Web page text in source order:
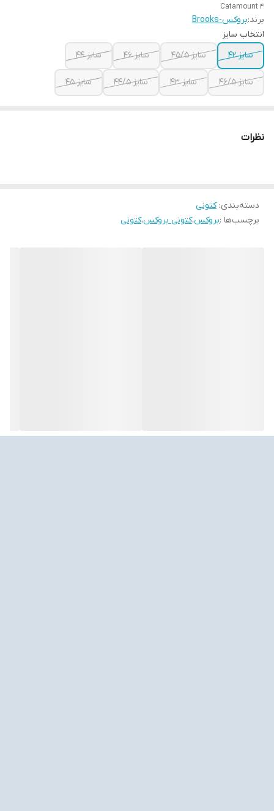
Catamount 4
برند:بروکس-Brooks
انتخاب سایز
سایز ۴۲
سایز ۴۵/۵ سایز ۴۶ سایز ۴۴
سایز ۴۶/۵ سایز ۴۳ سایز ۴۴/۵ سایز ۴۵
نظرات
دسته‌بندی:کتونی
برچسب‌ها :بروکس،کتونی بروکس،کتونی